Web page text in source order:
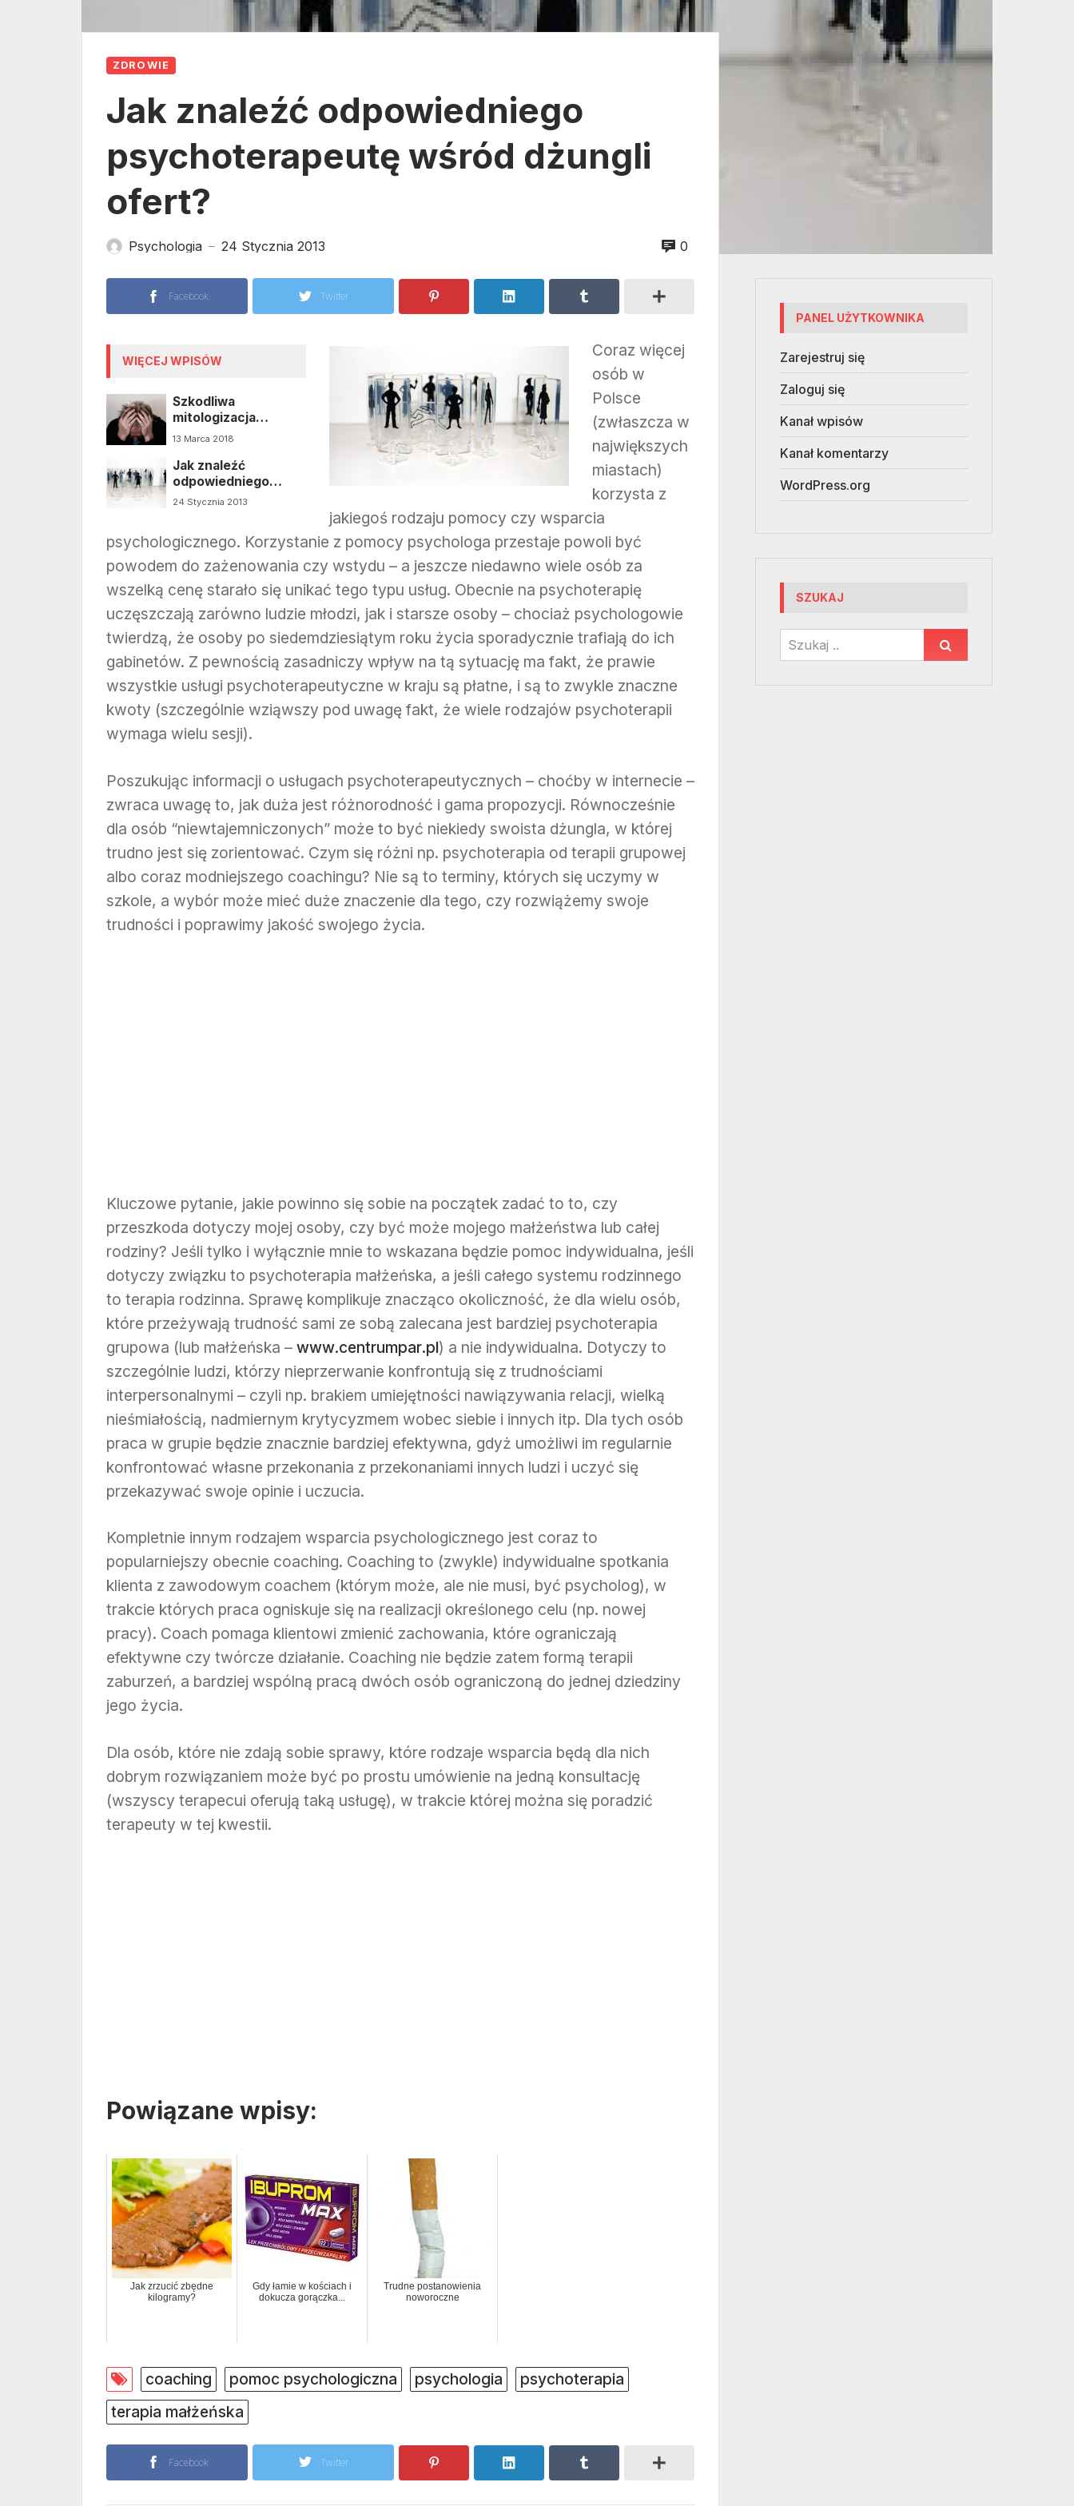
ZDROWIE
Jak znaleźć odpowiedniego
psychoterapeutę wśród dżungli
ofert?
Psychologia — 24 Stycznia 2013 0
Facebook Twitter
WIĘCEJ WPISÓW
Szkodliwa
mitologizacja
zaburzeń
13 Marca 2018
Jak znaleźć
odpowiedniego
psychoterapeutę
24 Stycznia 2013
Coraz więcej
osób w
Polsce
(zwłaszcza w
największych
miastach)
korzysta z
jakiegoś rodzaju pomocy czy wsparcia
psychologicznego. Korzystanie z pomocy psychologa przestaje powoli być
powodem do zażenowania czy wstydu – a jeszcze niedawno wiele osób za
wszelką cenę starało się unikać tego typu usług. Obecnie na psychoterapię
uczęszczają zarówno ludzie młodzi, jak i starsze osoby – chociaż psychologowie
twierdzą, że osoby po siedemdziesiątym roku życia sporadycznie trafiają do ich
gabinetów. Z pewnością zasadniczy wpływ na tą sytuację ma fakt, że prawie
wszystkie usługi psychoterapeutyczne w kraju są płatne, i są to zwykle znaczne
kwoty (szczególnie wziąwszy pod uwagę fakt, że wiele rodzajów psychoterapii
wymaga wielu sesji).
Poszukując informacji o usługach psychoterapeutycznych – choćby w internecie –
zwraca uwagę to, jak duża jest różnorodność i gama propozycji. Równocześnie
dla osób “niewtajemniczonych” może to być niekiedy swoista dżungla, w której
trudno jest się zorientować. Czym się różni np. psychoterapia od terapii grupowej
albo coraz modniejszego coachingu? Nie są to terminy, których się uczymy w
szkole, a wybór może mieć duże znaczenie dla tego, czy rozwiążemy swoje
trudności i poprawimy jakość swojego życia.
Kluczowe pytanie, jakie powinno się sobie na początek zadać to to, czy
przeszkoda dotyczy mojej osoby, czy być może mojego małżeństwa lub całej
rodziny? Jeśli tylko i wyłącznie mnie to wskazana będzie pomoc indywidualna, jeśli
dotyczy związku to psychoterapia małżeńska, a jeśli całego systemu rodzinnego
to terapia rodzinna. Sprawę komplikuje znacząco okoliczność, że dla wielu osób,
które przeżywają trudność sami ze sobą zalecana jest bardziej psychoterapia
grupowa (lub małżeńska – www.centrumpar.pl) a nie indywidualna. Dotyczy to
szczególnie ludzi, którzy nieprzerwanie konfrontują się z trudnościami
interpersonalnymi – czyli np. brakiem umiejętności nawiązywania relacji, wielką
nieśmiałością, nadmiernym krytycyzmem wobec siebie i innych itp. Dla tych osób
praca w grupie będzie znacznie bardziej efektywna, gdyż umożliwi im regularnie
konfrontować własne przekonania z przekonaniami innych ludzi i uczyć się
przekazywać swoje opinie i uczucia.
Kompletnie innym rodzajem wsparcia psychologicznego jest coraz to
popularniejszy obecnie coaching. Coaching to (zwykle) indywidualne spotkania
klienta z zawodowym coachem (którym może, ale nie musi, być psycholog), w
trakcie których praca ogniskuje się na realizacji określonego celu (np. nowej
pracy). Coach pomaga klientowi zmienić zachowania, które ograniczają
efektywne czy twórcze działanie. Coaching nie będzie zatem formą terapii
zaburzeń, a bardziej wspólną pracą dwóch osób ograniczoną do jednej dziedziny
jego życia.
Dla osób, które nie zdają sobie sprawy, które rodzaje wsparcia będą dla nich
dobrym rozwiązaniem może być po prostu umówienie na jedną konsultację
(wszyscy terapecui oferują taką usługę), w trakcie której można się poradzić
terapeuty w tej kwestii.
Powiązane wpisy:
Jak zrzucić zbędne
kilogramy?
Gdy łamie w kościach i
dokucza gorączka...
Trudne postanowienia
noworoczne
coaching pomoc psychologiczna psychologia
psychoterapia
terapia małżeńska
Facebook Twitter
PANEL UŻYTKOWNIKA
Zarejestruj się
Zaloguj się
Kanał wpisów
Kanał komentarzy
WordPress.org
SZUKAJ